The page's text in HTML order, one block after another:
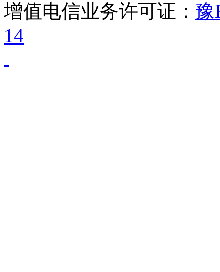
增值电信业务许可证： 豫
14